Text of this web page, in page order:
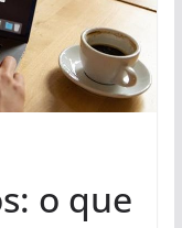
o que